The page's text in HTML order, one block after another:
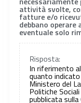
attività svolte,
fatture e/o
debbano
eventuale solo
Risposta:
In riferimento
quanto indicato
Ministero del
Politiche
pubblicata